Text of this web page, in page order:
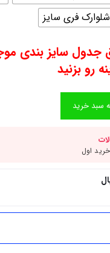
فری سایز
جدول سایز بندی
رو بزنید
سبد خرید